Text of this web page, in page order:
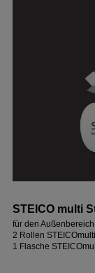
STEICO multi
für den Außenbereich
2 Rollen
1 Flasche